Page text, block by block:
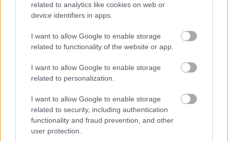
related to analytics like cookies on web or
device identifiers in apps.
I want to allow Google to enable storage
related to functionality of the website or app.
I want to allow Google to enable storage
related to personalization.
I want to allow Google to enable storage
related to security, including authentication
functionality and fraud prevention, and other
user protection.
1. Barcelona – 262 puntos
El Barcelona hizo 6 de 9 puntos en noviembre, pero fue el
equipo que más goles marcó (9), lo que hizo subir mucho
equipo entre las jornadas 9 y 11. En las victorias ante Betis
(5-2) y Osasuna (4-0) los azulgrana sumaron la friolera de
Messi fue el mejor jugador blaugrana de noviembre con 35
puntos (3 goles), seguido de Griezmann con 32 (2 goles).
Dembélé (19) fue otro de los jugadores más destacados en